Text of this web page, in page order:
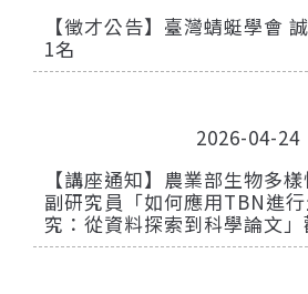
【徵才公告】臺灣蜻蜓學會
1名
2026-04-24
【講座通知】農業部生物多
副研究員「如何應用TBN進
究：從資料探索到科學論文